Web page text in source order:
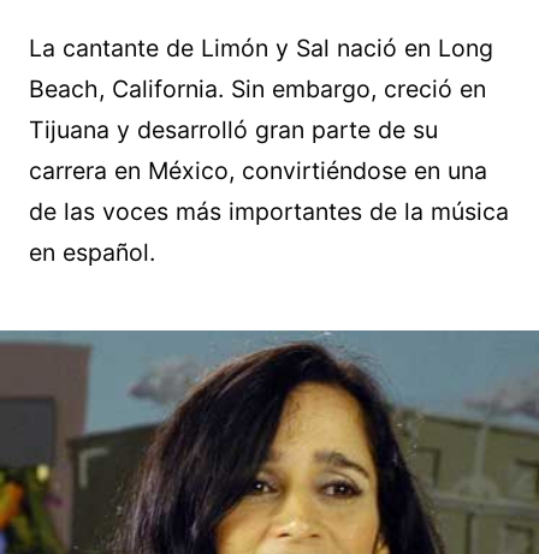
La cantante de Limón y Sal nació en Long
Beach, California. Sin embargo, creció en
Tijuana y desarrolló gran parte de su
carrera en México, convirtiéndose en una
de las voces más importantes de la música
en español.